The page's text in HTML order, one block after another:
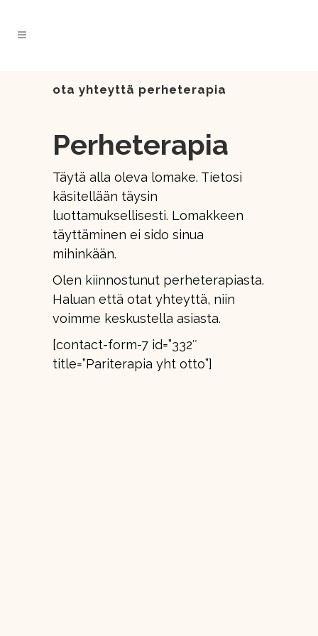
ota yhteyttä perheterapia
Perheterapia
Täytä alla oleva lomake. Tietosi
käsitellään täysin
luottamuksellisesti. Lomakkeen
täyttäminen ei sido sinua
mihinkään.
Olen kiinnostunut perheterapiasta.
Haluan että otat yhteyttä, niin
voimme keskustella asiasta.
[contact-form-7 id=”332″
title=”Pariterapia yht otto”]